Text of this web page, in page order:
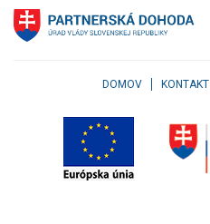
Klávesové
skratky
Skočiť
DOMOV KONTAKT